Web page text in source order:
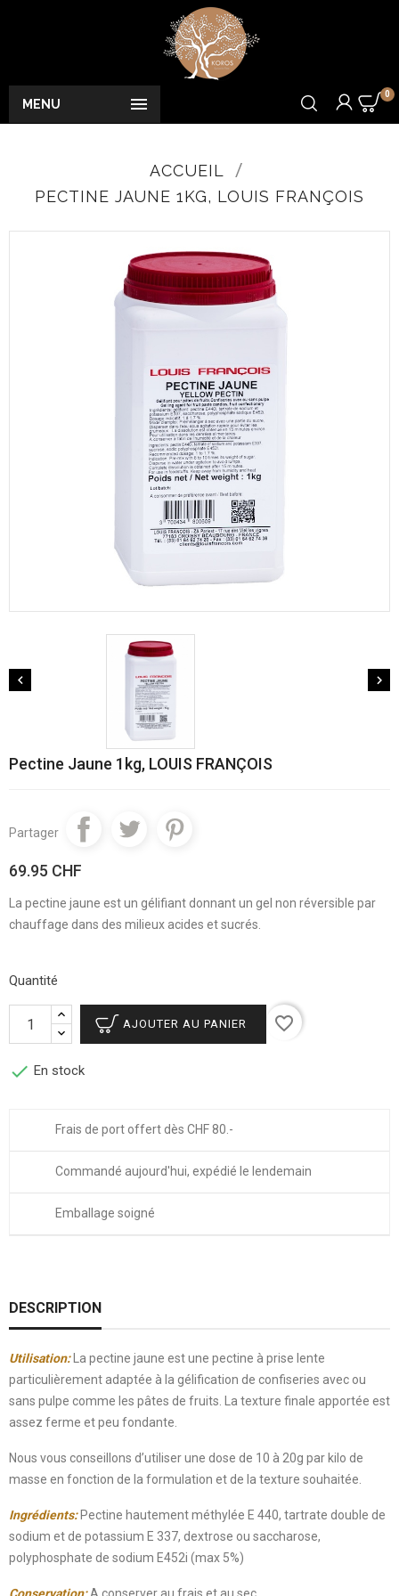

MENU
0
ACCUEIL
PECTINE JAUNE 1KG, LOUIS FRANÇOIS
 
Pectine Jaune 1kg, LOUIS FRANÇOIS
Partager
69.95 CHF
La pectine jaune est un gélifiant donnant un gel non réversible par
chauffage dans des milieux acides et sucrés.
Quantité
AJOUTER AU PANIER favorite_border
 En stock
Frais de port offert dès CHF 80.-
Commandé aujourd'hui, expédié le lendemain
Emballage soigné
DESCRIPTION
Utilisation:La pectine jaune est une pectine à prise lente
particulièrement adaptée à la gélification de confiseries avec ou
sans pulpe comme les pâtes de fruits. La texture finale apportée est
assez ferme et peu fondante.
Nous vous conseillons d’utiliser une dose de 10 à 20g par kilo de
masse en fonction de la formulation et de la texture souhaitée.
Ingrédients:Pectine hautement méthylée E 440, tartrate double de
sodium et de potassium E 337, dextrose ou saccharose,
polyphosphate de sodium E452i (max 5%)